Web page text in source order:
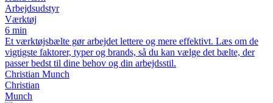
Arbejdsudstyr
Værktøj
6 min
Et værktøjsbælte gør arbejdet lettere og mere effektivt. Læs om de
vigtigste faktorer, typer og brands, så du kan vælge det bælte, der
passer bedst til dine behov og din arbejdsstil.
Christian Munch
Christian
Munch